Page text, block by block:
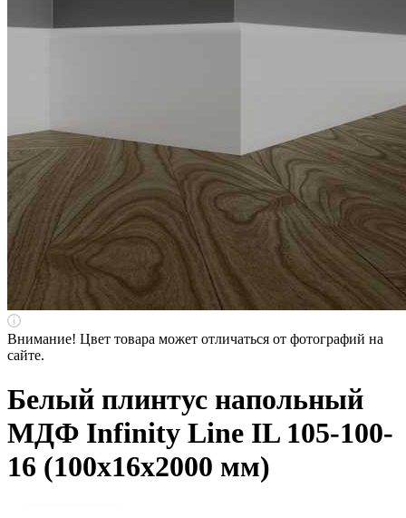
Внимание! Цвет товара может отличаться от фотографий на
сайте.
Белый плинтус напольный
МДФ Infinity Line IL 105-100-
16 (100х16х2000 мм)